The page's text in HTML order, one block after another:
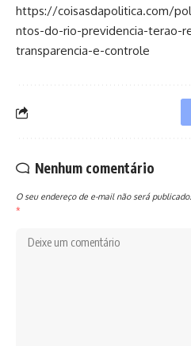
https://coisasdapolitica.com/
ntos-do-rio-previdencia-terao-
transparencia-e-controle
Nenhum comentário
O seu endereço de e-mail não será publicado.
*